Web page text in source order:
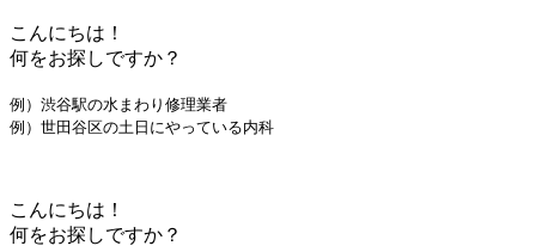
こんにちは！
何をお探しですか？
例）渋谷駅の水まわり修理業者
例）世田谷区の土日にやっている内科
こんにちは！
何をお探しですか？